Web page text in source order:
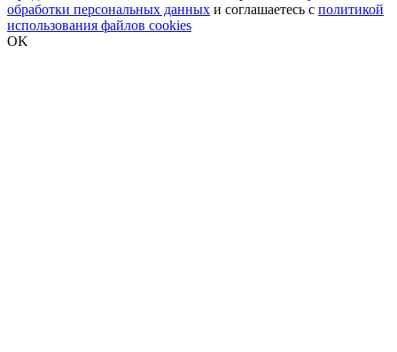
обработки персональных данных и соглашаетесь с политикой
использования файлов cookies
OK